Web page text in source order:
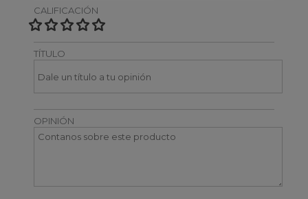
CALIFICACIÓN
TÍTULO
OPINIÓN